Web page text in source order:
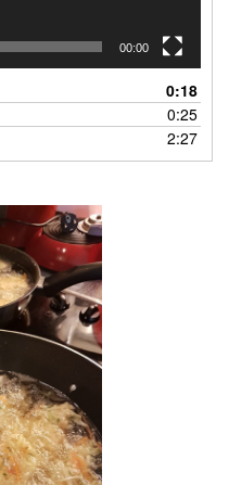
00:00
0:18
0:25
2:27